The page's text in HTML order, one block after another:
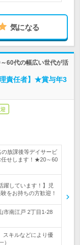
気になる
60代の幅広い世代が活
責任者】★賞与年3
放課後等デイサービ
任せします！★20～60
躍しています！】児
をお持ちの方歓迎！
市南江戸 2丁目1-28
スキルなどにより優
）